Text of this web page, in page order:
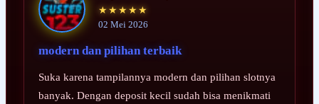
★★★★★
02 Mei 2026
modern dan pilihan terbaik
Suka karena tampilannya modern dan pilihan slotnya
banyak. Dengan deposit kecil sudah bisa menikmati